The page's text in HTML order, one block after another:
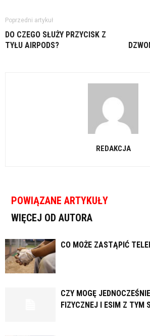
Poprzedni artykuł
DO CZEGO SŁUŻY PRZYCISK Z
TYŁU AIRPODS?
REDAKCJA
POWIĄZANE ARTYKUŁY
WIĘCEJ OD AUTORA
CO MOŻE ZASTĄPIĆ
CZY MOGĘ
FIZYCZNEJ I ESIM Z TYM